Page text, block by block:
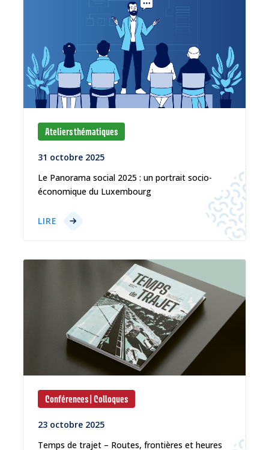
Ateliers thématiques
31 octobre 2025
Le Panorama social 2025 : un portrait socio-
économique du Luxembourg
LIRE
Conférences | Colloques
23 octobre 2025
Temps de trajet – Routes, frontières et heures